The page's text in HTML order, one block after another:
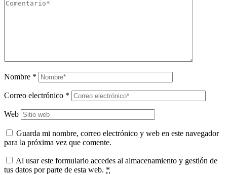
Nombre *
Correo electrónico *
Web
Guarda mi nombre, correo electrónico y web en este navegador
para la próxima vez que comente.
Al usar este formulario accedes al almacenamiento y gestión de
tus datos por parte de esta web. *